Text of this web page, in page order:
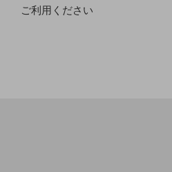
ご利用ください